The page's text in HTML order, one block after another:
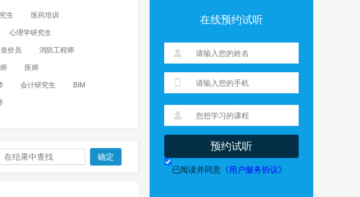
生 医药培训
心理学研究生
造价员 消防工程师
医师
会计研究生 BIM
确定
在线预约试听
预约试听
已阅读并同意 《用户服务协议》